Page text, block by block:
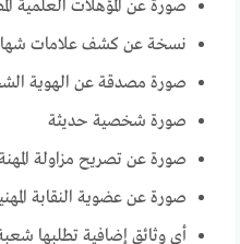
صورة عن المؤهلات العلمية
نسخة عن كشف علامات شهادة
صورة مصدقة عن الهوية
صورة شخصية حديثة
صورة عن تصريح مزاولة
صورة عن عضوية النقابة
أي وثائق إضافية تطلبها